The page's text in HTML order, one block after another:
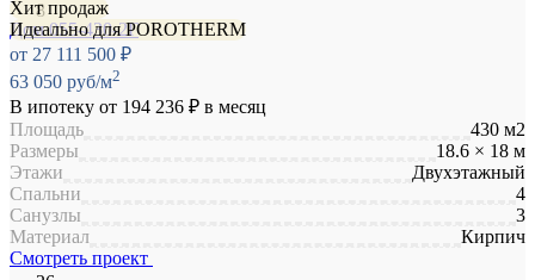
Хит продаж
Идеально для POROTHERM
Дом 055-430-2Г
от 27 111 500 ₽
63 050 руб/м2
В ипотеку от 194 236 ₽ в месяц
Площадь
430 м2
Размеры
18.6 × 18 м
Этажи
Двухэтажный
Спальни
4
Санузлы
3
Материал
Кирпич
Смотреть проект